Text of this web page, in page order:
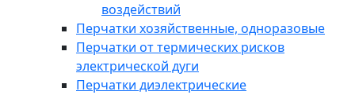
воздействий
Перчатки хозяйственные, одноразовые
Перчатки от термических рисков
электрической дуги
Перчатки диэлектрические